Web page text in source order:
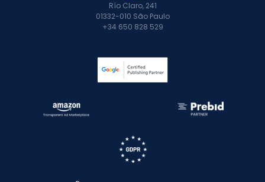
Río Claro, 241
01332-010 São Paulo
+34 650 828 529